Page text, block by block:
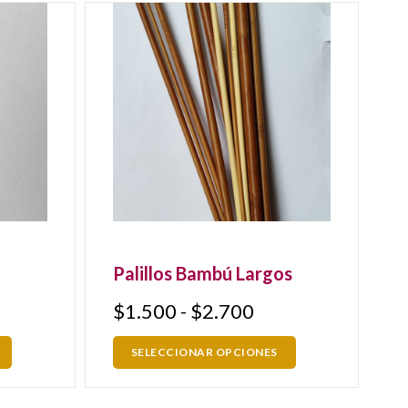
Palillos Bambú Largos
$1.500 - $2.700
SELECCIONAR OPCIONES